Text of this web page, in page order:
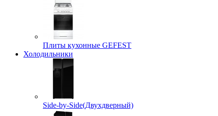
Плиты кухонные GEFEST
Холодильники
Side-by-Side(Двухдверный)